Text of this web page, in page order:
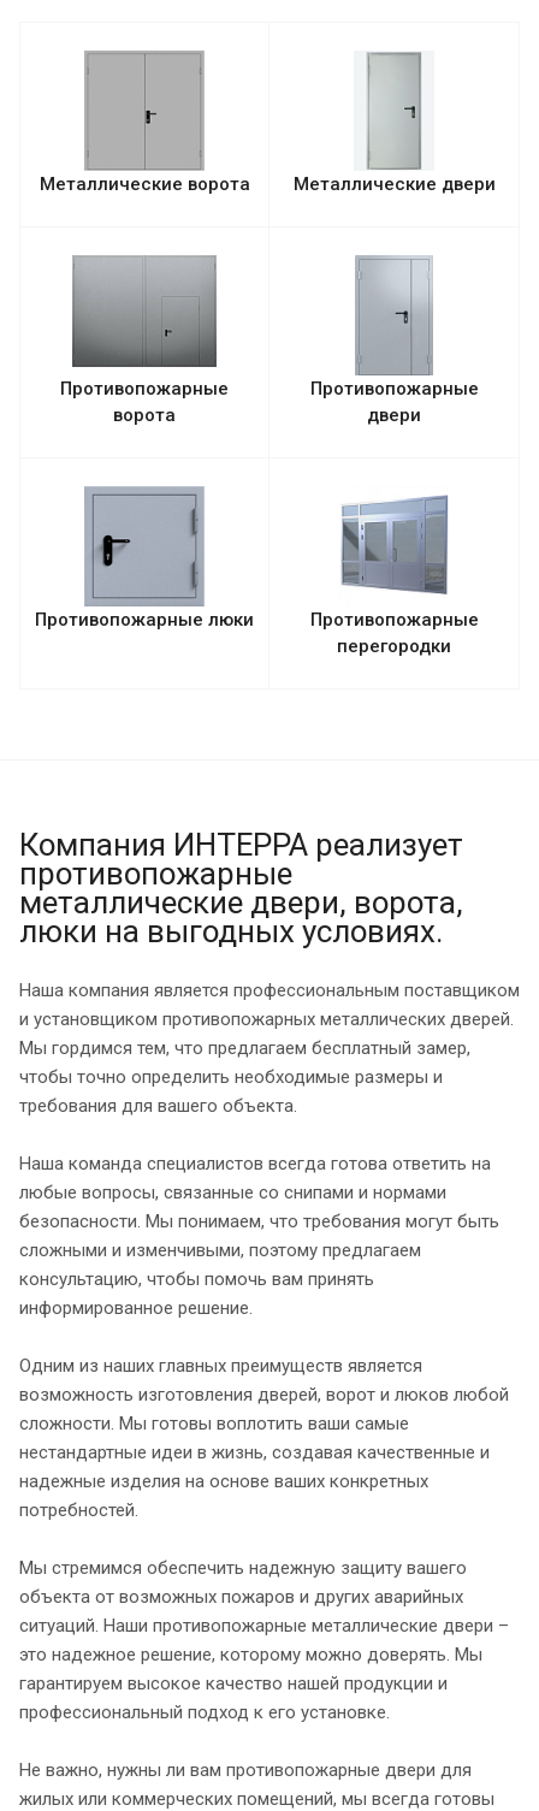
Металлические ворота Металлические двери
Противопожарные
ворота
Противопожарные
двери
Противопожарные люки
Противопожарные
перегородки
Компания ИНТЕРРА реализует
противопожарные
металлические двери, ворота,
люки на выгодных условиях.
Наша компания является профессиональным поставщиком
и установщиком противопожарных металлических дверей.
Мы гордимся тем, что предлагаем бесплатный замер,
чтобы точно определить необходимые размеры и
требования для вашего объекта.
Наша команда специалистов всегда готова ответить на
любые вопросы, связанные со снипами и нормами
безопасности. Мы понимаем, что требования могут быть
сложными и изменчивыми, поэтому предлагаем
консультацию, чтобы помочь вам принять
информированное решение.
Одним из наших главных преимуществ является
возможность изготовления дверей, ворот и люков любой
сложности. Мы готовы воплотить ваши самые
нестандартные идеи в жизнь, создавая качественные и
надежные изделия на основе ваших конкретных
потребностей.
Мы стремимся обеспечить надежную защиту вашего
объекта от возможных пожаров и других аварийных
ситуаций. Наши противопожарные металлические двери –
это надежное решение, которому можно доверять. Мы
гарантируем высокое качество нашей продукции и
профессиональный подход к его установке.
Не важно, нужны ли вам противопожарные двери для
жилых или коммерческих помещений, мы всегда готовы